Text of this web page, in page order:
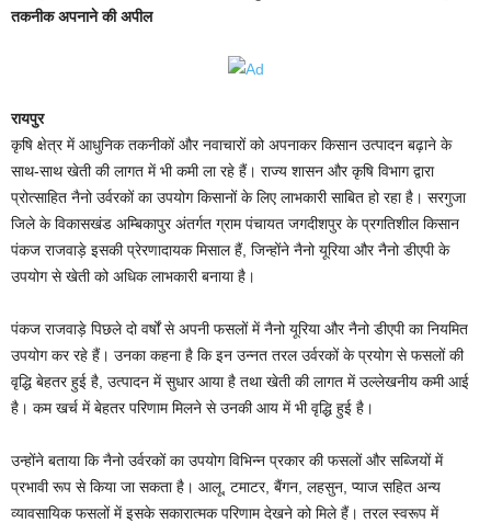
तकनीक अपनाने की अपील
रायपुर
कृषि क्षेत्र में आधुनिक तकनीकों और नवाचारों को अपनाकर किसान उत्पादन बढ़ाने के
साथ-साथ खेती की लागत में भी कमी ला रहे हैं। राज्य शासन और कृषि विभाग द्वारा
प्रोत्साहित नैनो उर्वरकों का उपयोग किसानों के लिए लाभकारी साबित हो रहा है। सरगुजा
जिले के विकासखंड अम्बिकापुर अंतर्गत ग्राम पंचायत जगदीशपुर के प्रगतिशील किसान
पंकज राजवाड़े इसकी प्रेरणादायक मिसाल हैं, जिन्होंने नैनो यूरिया और नैनो डीएपी के
उपयोग से खेती को अधिक लाभकारी बनाया है।
पंकज राजवाड़े पिछले दो वर्षों से अपनी फसलों में नैनो यूरिया और नैनो डीएपी का नियमित
उपयोग कर रहे हैं। उनका कहना है कि इन उन्नत तरल उर्वरकों के प्रयोग से फसलों की
वृद्धि बेहतर हुई है, उत्पादन में सुधार आया है तथा खेती की लागत में उल्लेखनीय कमी आई
है। कम खर्च में बेहतर परिणाम मिलने से उनकी आय में भी वृद्धि हुई है।
उन्होंने बताया कि नैनो उर्वरकों का उपयोग विभिन्न प्रकार की फसलों और सब्जियों में
प्रभावी रूप से किया जा सकता है। आलू, टमाटर, बैंगन, लहसुन, प्याज सहित अन्य
व्यावसायिक फसलों में इसके सकारात्मक परिणाम देखने को मिले हैं। तरल स्वरूप में